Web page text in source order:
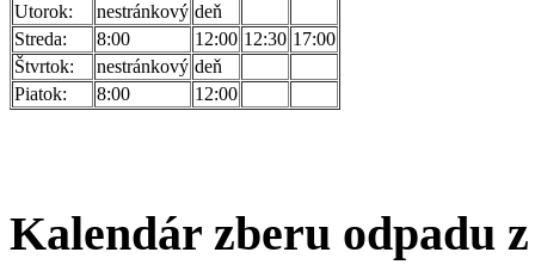
Utorok:
nestránkový deň
Streda:
8:00 12:00 12:30 17:00
Štvrtok:
nestránkový deň
Piatok:
8:00 12:00
Kalendár zberu odpadu